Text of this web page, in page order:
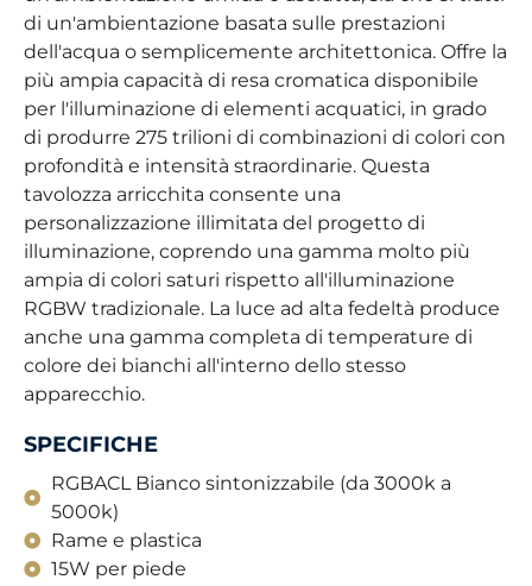
di un'ambientazione basata sulle prestazioni
dell'acqua o semplicemente architettonica. Offre la
più ampia capacità di resa cromatica disponibile
per l'illuminazione di elementi acquatici, in grado
di produrre 275 trilioni di combinazioni di colori con
profondità e intensità straordinarie. Questa
tavolozza arricchita consente una
personalizzazione illimitata del progetto di
illuminazione, coprendo una gamma molto più
ampia di colori saturi rispetto all'illuminazione
RGBW tradizionale. La luce ad alta fedeltà produce
anche una gamma completa di temperature di
colore dei bianchi all'interno dello stesso
apparecchio.
SPECIFICHE
RGBACL Bianco sintonizzabile (da 3000k a
5000k)
Rame e plastica
15W per piede